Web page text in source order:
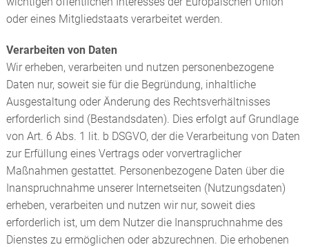
oder eines Mitgliedstaats verarbeitet werden.
Verarbeiten von Daten
Wir erheben, verarbeiten und nutzen personenbezogene
Daten nur, soweit sie für die Begründung, inhaltliche
Ausgestaltung oder Änderung des Rechtsverhältnisses
erforderlich sind (Bestandsdaten). Dies erfolgt auf Grundlage
von Art. 6 Abs. 1 lit. b DSGVO, der die Verarbeitung von Daten
zur Erfüllung eines Vertrags oder vorvertraglicher
Maßnahmen gestattet. Personenbezogene Daten über die
Inanspruchnahme unserer Internetseiten (Nutzungsdaten)
erheben, verarbeiten und nutzen wir nur, soweit dies
erforderlich ist, um dem Nutzer die Inanspruchnahme des
Dienstes zu ermöglichen oder abzurechnen. Die erhobenen